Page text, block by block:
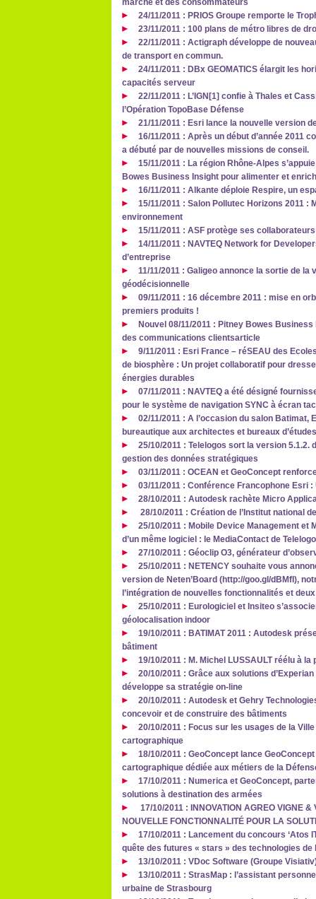
marché et des consommateurs
24/11/2011 : PRIOS Groupe remporte le
23/11/2011 : 100 plans de métro libres de
22/11/2011 : Actigraph développe de
de transport en commun.
24/11/2011 : DBx GEOMATICS élargit les
capacités serveur
22/11/2011 : L’IGN[1] confie à Thales et
l’Opération TopoBase Défense
21/11/2011 : Esri lance la nouvelle version
16/11/2011 : Après un début d’année 2011
a débuté par de nouvelles missions de conseil.
15/11/2011 : La région Rhône-Alpes
Bowes Business Insight pour alimenter et
16/11/2011 : Alkante déploie Respire, un
15/11/2011 : Salon Pollutec Horizons 2011
environnement
15/11/2011 : ASF protège ses
14/11/2011 : NAVTEQ Network for
d’entreprise
11/11/2011 : Galigeo annonce la sortie de
géodécisionnelle
09/11/2011 : 16 décembre 2011 : mise en
premiers produits !
Nouvel 08/11/2011 : Pitney Bowes
des communications clientsarticle
9/11/2011 : Esri France – réSEAU des
de biosphère : Un projet collaboratif pour
énergies durables
07/11/2011 : NAVTEQ a été désigné
pour le système de navigation SYNC à écran
02/11/2011 : A l’occasion du salon
bureautique aux architectes et bureaux d’études
25/10/2011 : Telelogos sort la version 5.1.2.
gestion des données stratégiques
03/11/2011 : OCEAN et GeoConcept
03/11/2011 : Conférence Francophone Esri
28/10/2011 : Autodesk rachète Micro
28/10/2011 : Création de l’Institut national
25/10/2011 : Mobile Device Management
d’un même logiciel : le MediaContact de
27/10/2011 : Géoclip O3, générateur
25/10/2011 : NETENCY souhaite vous
version de Neten’Board (http://goo.gl/dBMfI),
l’intégration de nouvelles fonctionnalités et
25/10/2011 : Eurologiciel et Insiteo
géolocalisation indoor
19/10/2011 : BATIMAT 2011 : Autodesk
bâtiment
19/10/2011 : M. Michel LUSSAULT réélu à
20/10/2011 : Grâce aux solutions
développe sa stratégie on-line
20/10/2011 : Autodesk et Gehry
concevoir et de construire des bâtiments
20/10/2011 : Focus sur les usages de la
cartographique
18/10/2011 : GeoConcept lance
cartographique dédiée aux métiers de la
17/10/2011 : Numerica et GeoConcept,
solutions à destination des armées
17/10/2011 : INNOVATION AGREO VIGNE
NOUVELLE FONCTIONNALITÉ POUR LA
17/10/2011 : Lancement du concours ‘Atos
quête des futures « stars » des technologies de
13/10/2011 : VDoc Software (Groupe
13/10/2011 : StrasMap : l’assistant
urbaine de Strasbourg